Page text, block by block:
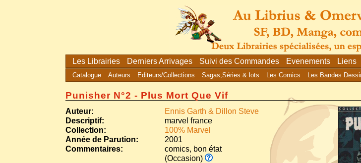
Les Librairies Derniers Arrivages Suivi des Commandes Evenements Liens
Catalogue Auteurs Editeurs/Collections Sagas,Séries & lots Les Comics Les Bandes
Punisher N°2 - Plus Mort Que Vif
Auteur:
Ennis Garth & Dillon Steve
Descriptif:
marvel france
Collection:
100% Marvel
Année de Parution:
2001
Commentaires:
comics, bon état
(Occasion)